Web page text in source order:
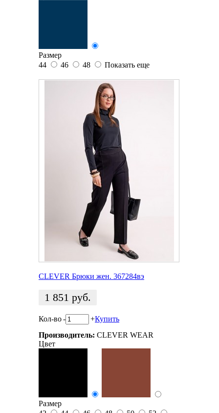
Размер
44
46 48 Показать еще
CLEVER Брюки жен. 367284вэ
1 851 руб.
Кол-во- +Купить
Производитель: CLEVER WEAR
Цвет
Размер